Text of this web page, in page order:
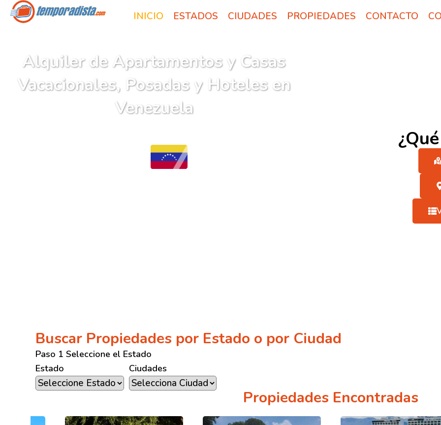
INICIO ESTADOS CIUDADES PROPIEDADES CONTACTO
Alquiler de Apartamentos y Casas
Vacacionales, Posadas y Hoteles en
Venezuela
Buscar Propiedades por Estado o por Ciudad
Paso 1 Seleccione el Estado
Estado
Ciudades
Propiedades Encontradas